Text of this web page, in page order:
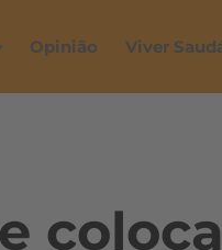
Opinião Viver